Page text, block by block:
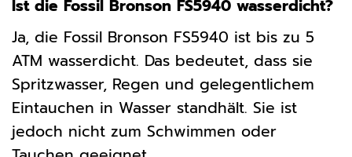
Ist die Fossil Bronson FS5940 wasserdicht?
Ja, die Fossil Bronson FS5940 ist bis zu 5
ATM wasserdicht. Das bedeutet, dass sie
Spritzwasser, Regen und gelegentlichem
Eintauchen in Wasser standhält. Sie ist
jedoch nicht zum Schwimmen oder